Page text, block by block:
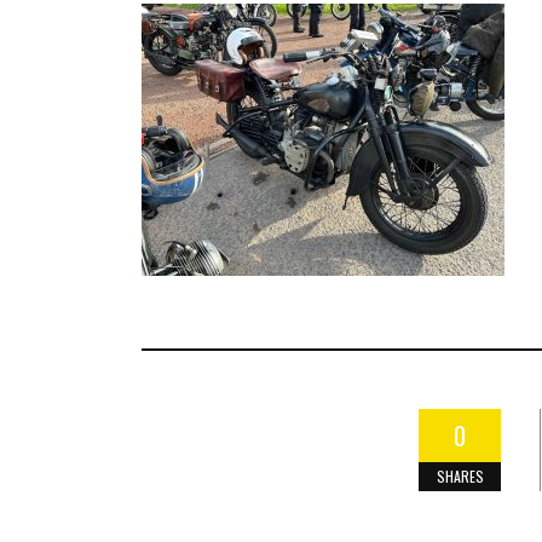
0
SHARES